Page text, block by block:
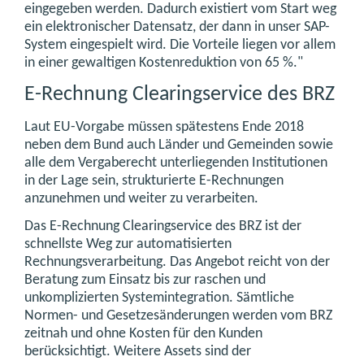
eingegeben werden. Dadurch existiert vom Start weg
ein elektronischer Datensatz, der dann in unser SAP-
System eingespielt wird. Die Vorteile liegen vor allem
in einer gewaltigen Kostenreduktion von 65 %."
E-Rechnung Clearingservice des BRZ
Laut EU-Vorgabe müssen spätestens Ende 2018
neben dem Bund auch Länder und Gemeinden sowie
alle dem Vergaberecht unterliegenden Institutionen
in der Lage sein, strukturierte E-Rechnungen
anzunehmen und weiter zu verarbeiten.
Das E-Rechnung Clearingservice des BRZ ist der
schnellste Weg zur automatisierten
Rechnungsverarbeitung. Das Angebot reicht von der
Beratung zum Einsatz bis zur raschen und
unkomplizierten Systemintegration. Sämtliche
Normen- und Gesetzesänderungen werden vom BRZ
zeitnah und ohne Kosten für den Kunden
berücksichtigt. Weitere Assets sind der